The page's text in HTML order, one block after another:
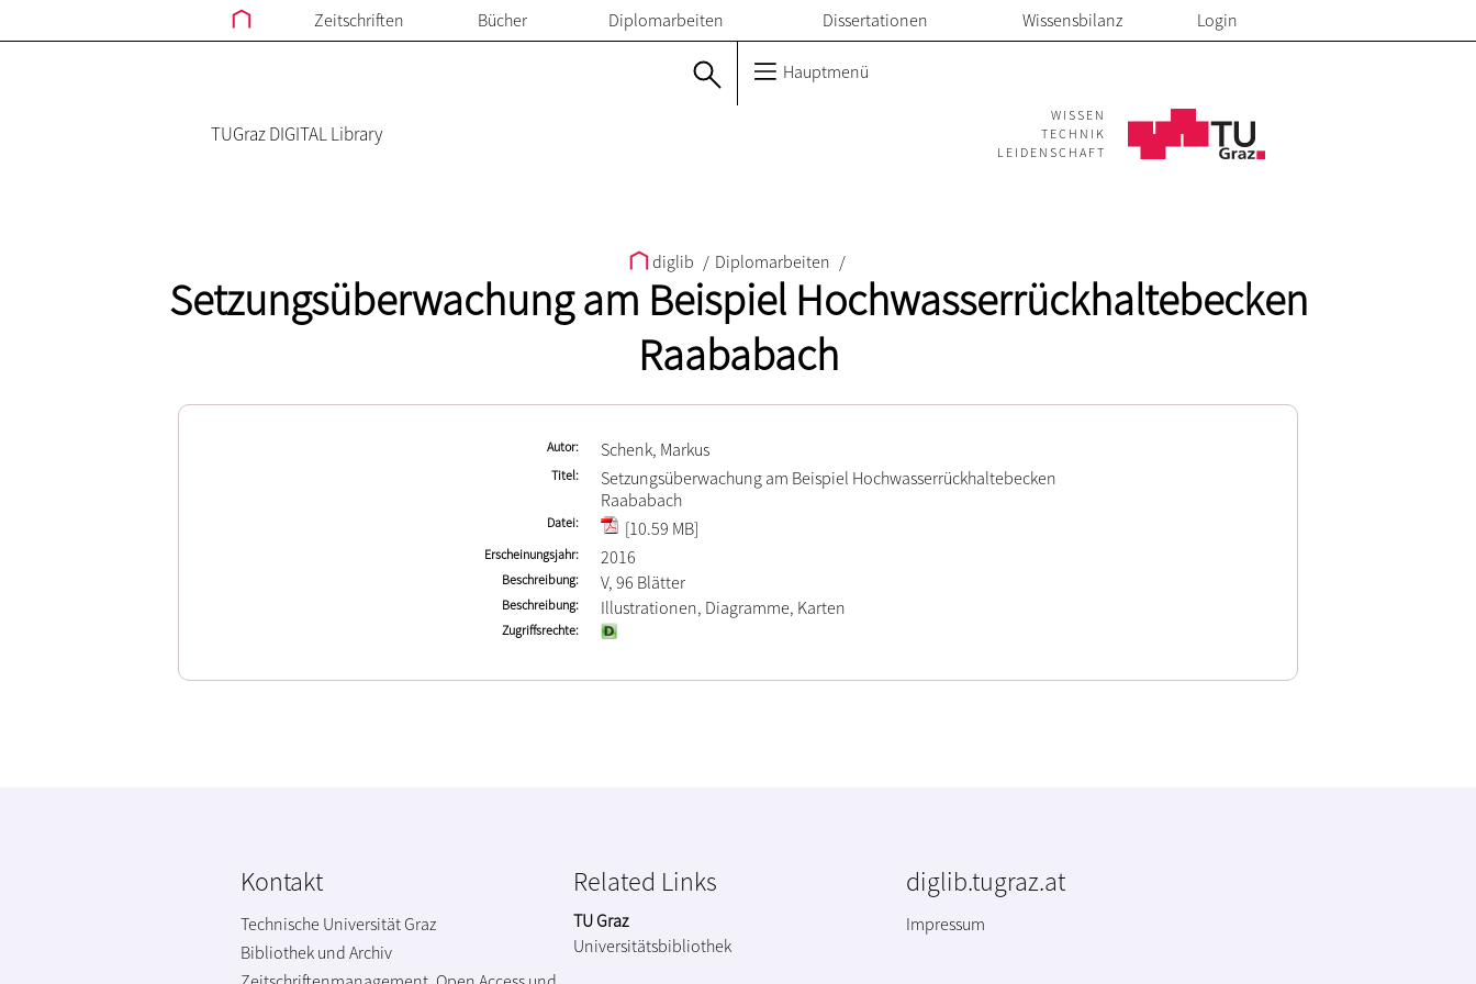
Zeitschriften Bücher Diplomarbeiten Dissertationen Wissensbilanz Login
Hauptmenü
TUGraz DIGITAL Library
WISSEN
TECHNIK
LEIDENSCHAFT
diglib / Diplomarbeiten /
Setzungsüberwachung am Beispiel Hochwasserrückhaltebecken
Raababach
Autor Schenk, Markus
Titel
Setzungsüberwachung am Beispiel Hochwasserrückhaltebecken
Raababach
Datei [10.59 MB]
Erscheinungsjahr 2016
Beschreibung V, 96 Blätter
Beschreibung Illustrationen, Diagramme, Karten
Zugriffsrechte
Kontakt
Technische Universität Graz
Bibliothek und Archiv
Related Links
TU Graz
Universitätsbibliothek
diglib.tugraz.at
Impressum